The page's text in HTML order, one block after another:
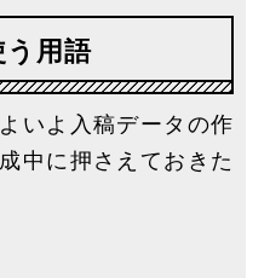
う用語
いよ入稿データの作
中に押さえておきた